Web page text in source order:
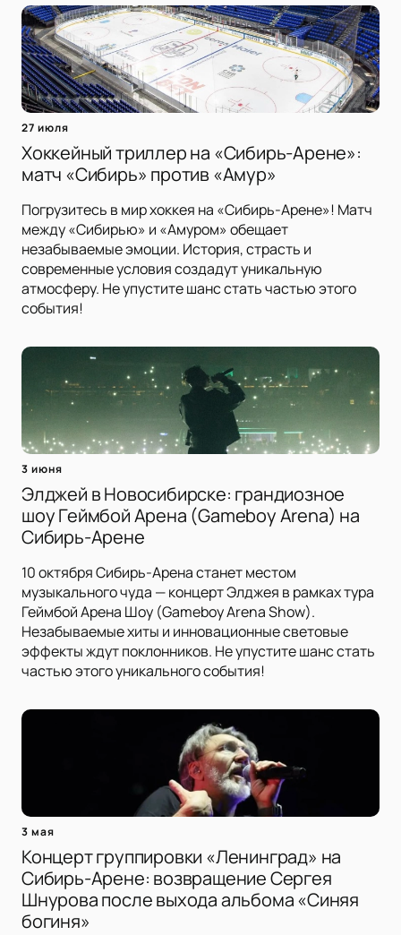
27 июля
Хоккейный триллер на «Сибирь-Арене»:
матч «Сибирь» против «Амур»
Погрузитесь в мир хоккея на «Сибирь-Арене»! Матч
между «Сибирью» и «Амуром» обещает
незабываемые эмоции. История, страсть и
современные условия создадут уникальную
атмосферу. Не упустите шанс стать частью этого
события!
3 июня
Элджей в Новосибирске: грандиозное
шоу Геймбой Арена (Gameboy Arena) на
Сибирь-Арене
10 октября Сибирь-Арена станет местом
музыкального чуда — концерт Элджея в рамках тура
Геймбой Арена Шоу (Gameboy Arena Show).
Незабываемые хиты и инновационные световые
эффекты ждут поклонников. Не упустите шанс стать
частью этого уникального события!
3 мая
Концерт группировки «Ленинград» на
Сибирь-Арене: возвращение Сергея
Шнурова после выхода альбома «Синяя
богиня»